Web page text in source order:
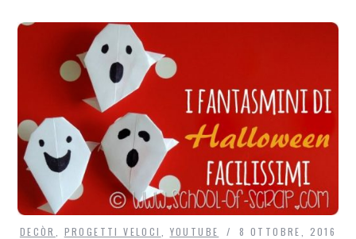
DECÒR PROGETTI VELOCI YOUTUBE 8 OTTOBRE, 2016